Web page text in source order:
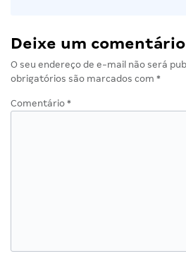
Deixe um comentário
O seu endereço de e-mail não será
obrigatórios são marcados com *
Comentário *